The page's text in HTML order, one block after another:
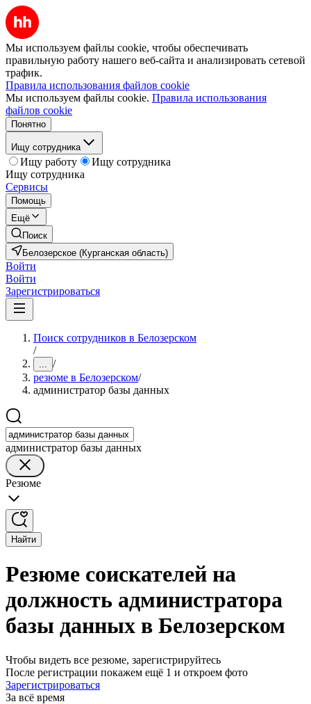
Мы используем файлы cookie, чтобы обеспечивать
правильную работу нашего веб-сайта и анализировать сетевой
трафик.
Правила использования файлов cookie
Мы используем файлы cookie. Правила использования
файлов cookie
Понятно
Ищу сотрудника
Ищу работу
Ищу сотрудника
Ищу сотрудника
Сервисы
Помощь
Ещё
Поиск
Белозерское (Курганская область)
Войти
Войти
Зарегистрироваться
Поиск сотрудников в Белозерском
/
... /
резюме в Белозерском/
администратор базы данных
администратор базы данных
Резюме
Найти
Резюме соискателей на
должность администратора
базы данных в Белозерском
Чтобы видеть все резюме, зарегистрируйтесь
После регистрации покажем ещё 1 и откроем фото
Зарегистрироваться
За всё время